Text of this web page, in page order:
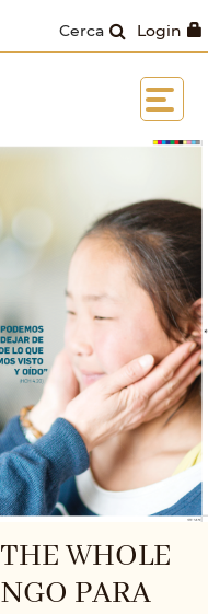
Login
Cerca
WHOLE
PARA